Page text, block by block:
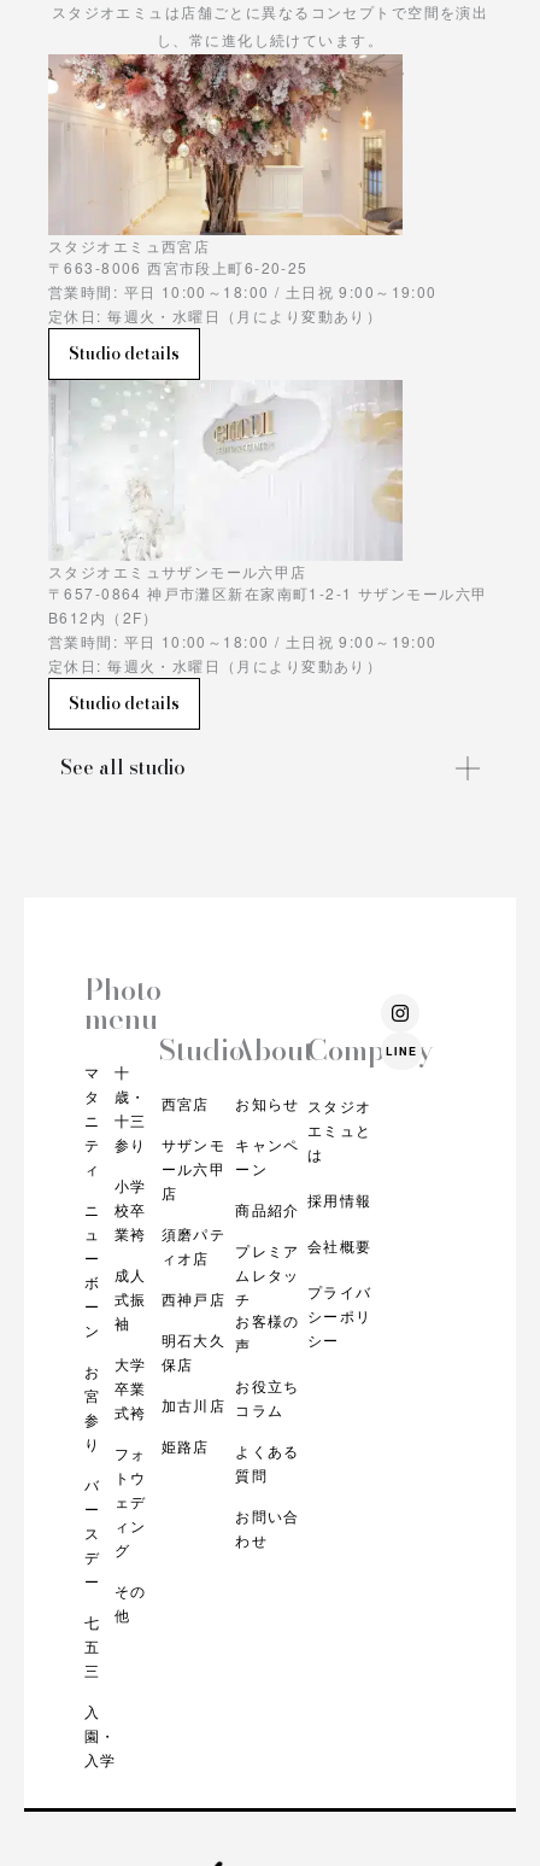
スタジオエミュは店舗ごとに異なるコンセプトで空間を演出
し、常に進化し続けています。
あなただけの物語をお楽しみください。
スタジオエミュ西宮店
〒663-8006 西宮市段上町6-20-25
営業時間: 平日 10:00～18:00 / 土日祝 9:00～19:00
定休日: 毎週火・水曜日（月により変動あり）
Studio details
スタジオエミュサザンモール六甲店
〒657-0864 神戸市灘区新在家南町1-2-1 サザンモール六甲
B612内（2F）
営業時間: 平日 10:00～18:00 / 土日祝 9:00～19:00
定休日: 毎週火・水曜日（月により変動あり）
Studio details
See all studio
Photo
menu
マ
タ
ニ
テ
ィ
ニ
ュ
ー
ボ
ー
ン
お
宮
参
り
バ
ー
ス
デ
ー
七
五
三
入
園・
入学
十
歳・
十三
参り
小学
校卒
業袴
成人
式振
袖
大学
卒業
式袴
フォ
トウ
ェデ
ィン
グ
その
他
Studio
西宮店
サザンモ
ール六甲
店
須磨パテ
ィオ店
西神戸店
明石大久
保店
加古川店
姫路店
About
お知らせ
キャンペ
ーン
商品紹介
プレミア
ムレタッ
チ
お客様の
声
お役立ち
コラム
よくある
質問
お問い合
わせ
Company
スタジオ
エミュと
は
採用情報
会社概要
プライバ
シーポリ
シー
I
n
s
t
LINE